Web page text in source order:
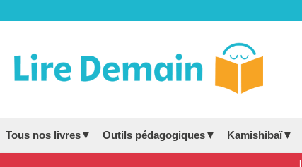
Tous nos livres▼ Outils pédagogiques▼ Kamishibaï▼